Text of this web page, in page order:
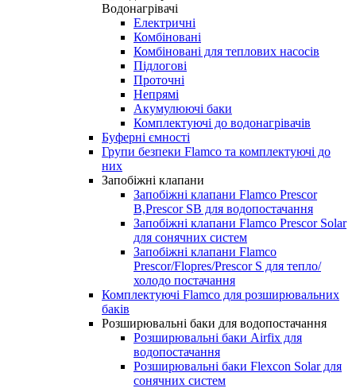
Водонагрівачі
Електричні
Комбіновані
Комбіновані для теплових насосів
Підлогові
Проточні
Непрямі
Акумулюючі баки
Комплектуючі до водонагрівачів
Буферні ємності
Групи безпеки Flamco та комплектуючі до
них
Запобіжні клапани
Запобіжні клапани Flamco Prescor
B,Prescor SB для водопостачання
Запобіжні клапани Flamco Prescor Solar
для сонячних систем
Запобіжні клапани Flamco
Prescor/Flopres/Prescor S для тепло/
холодо постачання
Комплектуючі Flamco для розширювальних
баків
Розширювальні баки для водопостачання
Розширювальні баки Airfix для
водопостачання
Розширювальні баки Flexcon Solar для
сонячних систем